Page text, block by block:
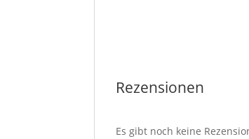
Rezensionen
Es gibt noch keine